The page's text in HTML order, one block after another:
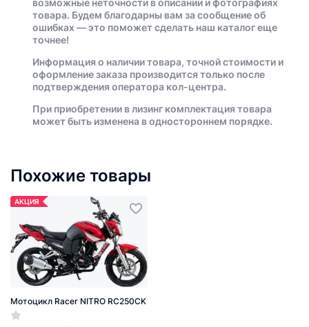
возможные неточности в описании и фотографиях
товара. Будем благодарны вам за сообщение об
ошибках — это поможет сделать наш каталог еще
точнее!
Информация о наличии товара, точной стоимости и
оформление заказа производится только после
подтверждения оператора кол-центра.
При приобретении в лизинг комплектация товара
может быть изменена в одностороннем порядке.
Похожие товары
АКЦИЯ
Мотоцикл Racer NITRO RC250CK